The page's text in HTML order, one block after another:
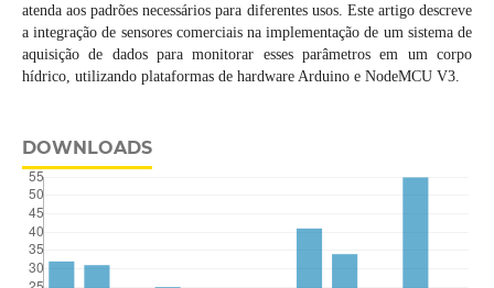
atenda aos padrões necessários para diferentes usos. Este artigo descreve
a integração de sensores comerciais na implementação de um sistema de
aquisição de dados para monitorar esses parâmetros em um corpo
hídrico, utilizando plataformas de hardware Arduino e NodeMCU V3.
DOWNLOADS